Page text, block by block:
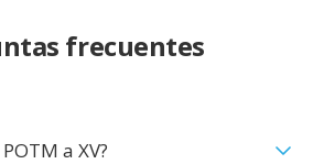
frecuentes
a XV?